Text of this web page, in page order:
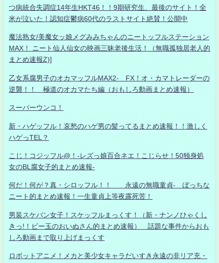
つ病統合失調症14年生HKT46！！9期研究生、最後のサイト！全
米が泣いた！認知症鬱病60代のラストサイト絶賛！公開中
魔法熟女/美魔女ッ娘メグみみちゃんのニートッフルステーション
MAX！ ニート仙人仙女の映画三昧老後生活！（無職孤独居老人的
まとめ速報Z)]
乙女系腐男子のオカマッフルMAX2- FX！オ・カマトレーダーの
逆襲！！ 極道のオカマたち編（おもしろ動画まとめ速報）
スーパーウンコ！
新・ハゲッフル！哀愁のハゲ男の髪ってるまとめ速報！！激しく
ハゲっTEL？
こじ！コジッフル@！-レズっ娘百合ネエ！こじらせ！50独身処
女のBL腐女子的まとめ速報-
何だ！何が？真・シロッフル！！ 永遠の無職童貞- ぼっちな
ニート的まとめ速報！一生童貞上等夜露死苦！
男装スケバン女子！スケッフルまっくす！（新・ナンノひゃくし
きっ!！ビー玉のおいぬさん的まとめ速報） 話題な事件からおも
しろ動画まで取り上げまっくす
ロボットアニメ！メカと美少女キャラだいすき永遠の非リア充・